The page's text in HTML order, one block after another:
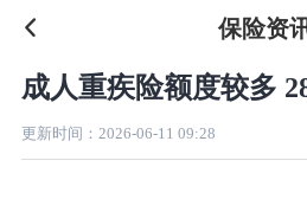
 保险资
成人重疾险额度较多
更新时间： 2026-06-11 09:28